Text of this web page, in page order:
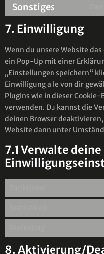
Sonstiges
7. Einwilligung
Wenn du unsere Website
ein Pop-Up mit einer
„Einstellungen speichern“
Einwilligung alle von dir
Plugins wie in dieser
verwenden. Du kannst die
deinen Browser
Website dann unter
7.1 Verwalte deine
8. Aktivierung/